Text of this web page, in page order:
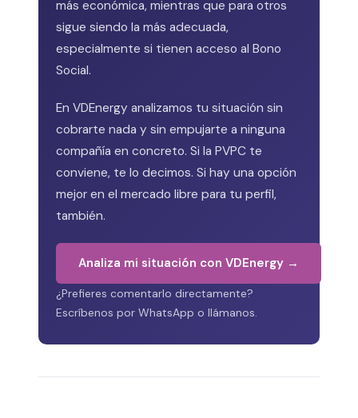
más económica, mientras que para otros
sigue siendo la más adecuada,
especialmente si tienen acceso al Bono
Social.
En VDEnergy analizamos tu situación sin
cobrarte nada y sin empujarte a ninguna
compañía en concreto. Si la PVPC te
conviene, te lo decimos. Si hay una opción
mejor en el mercado libre para tu perfil,
también.
Analiza mi situación con VDEnergy →
¿Prefieres comentarlo directamente?
Escríbenos por WhatsApp o llámanos.